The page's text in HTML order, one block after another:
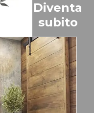
Diventa
subito